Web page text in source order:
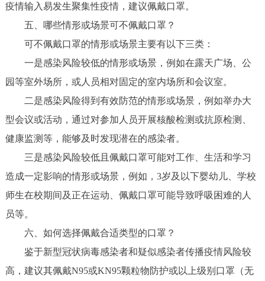
疫情输入易发生聚集性疫情，建议佩戴口罩。
五、哪些情形或场景可不佩戴口罩？
可不佩戴口罩的情形或场景主要有以下三类：
一是感染风险较低的情形或场景，例如在露天广场、公
园等室外场所，或人员相对固定的室内场所和会议室。
二是感染风险得到有效防范的情形或场景，例如举办大
型会议或活动，通过对参加人员开展核酸检测或抗原检测、
健康监测等，能够及时发现潜在的感染者。
三是感染风险较低且佩戴口罩可能对工作、生活和学习
造成一定影响的情形或场景，例如，3岁及以下婴幼儿、学校
师生在校期间及正在运动、佩戴口罩可能导致呼吸困难的人
员等。
六、如何选择佩戴合适类型的口罩？
鉴于新型冠状病毒感染者和疑似感染者传播疫情风险较
高，建议其佩戴N95或KN95颗粒物防护或以上级别口罩（无